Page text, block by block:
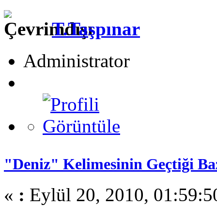
T.Taşpınar
Administrator
"Deniz" Kelimesinin Geçtiği
« : Eylül 20, 2010,